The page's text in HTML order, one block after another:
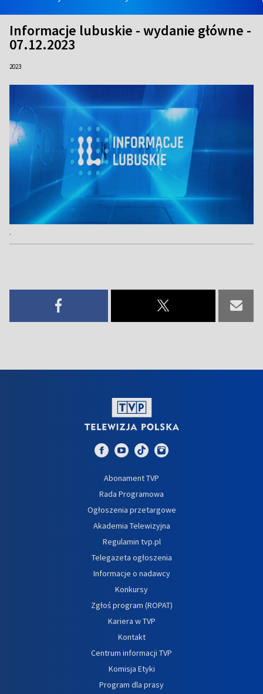
Informacje lubuskie - wydanie główne -
07.12.2023
2023
.
Abonament TVP
Rada Programowa
Ogłoszenia przetargowe
Akademia Telewizyjna
Regulamin tvp.pl
Telegazeta ogłoszenia
Informacje o nadawcy
Konkursy
Zgłoś program (ROPAT)
Kariera w TVP
Kontakt
Centrum informacji TVP
Komisja Etyki
Program dla prasy